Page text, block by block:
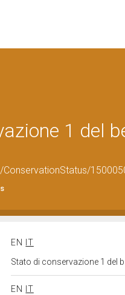
1 del
EN
IT
Stato di conservazione 1 del
EN
IT